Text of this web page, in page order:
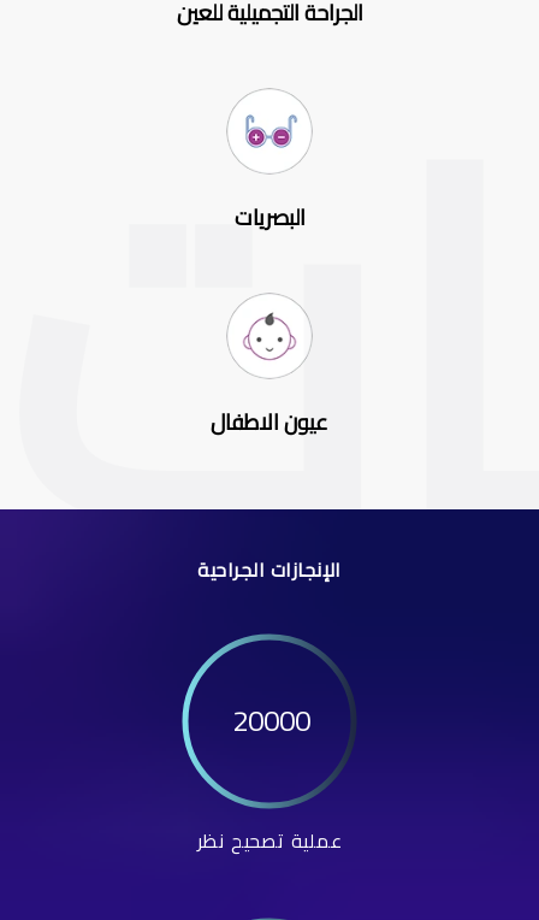
الجراحة التجميلية للعين
البصريات
عيون الاطفال
الإنجازات الجراحية
20000
عملية تصحيح نظر